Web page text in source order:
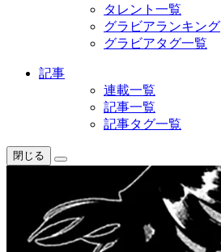
タレント一覧
グラビアランキング
グラビアタグ一覧
記事
連載一覧
記事一覧
記事タグ一覧
閉じる